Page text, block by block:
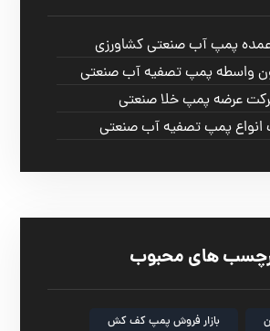
عمده پمپ آب صنعتی کشاورزی
واسطه پمپ تصفیه آب صنعتی
عرضه پمپ خلا صنعتی
پمپ تصفیه آب صنعتی
های محبوب
بازار فروش پمپ کف کش